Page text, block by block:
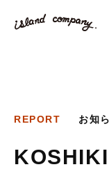
REPORT お知